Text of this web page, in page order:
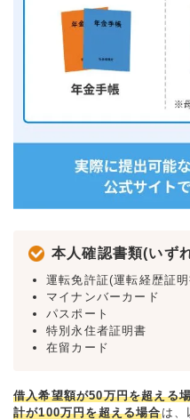
本人確認書類(いず
運転免許証(運転経歴証
マイナンバーカード
パスポート
特別永住者証明書
在留カード
借入希望額が50万円を超える
計が100万円を超える場合は、